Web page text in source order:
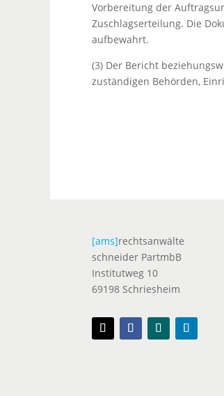
Vorbereitung der
Zuschlagserteilung. Die
aufbewahrt.
(3) Der Bericht
zuständigen Behörden,
[ams]rechtsanwälte
schneider PartmbB
Institutweg 10
69198 Schriesheim